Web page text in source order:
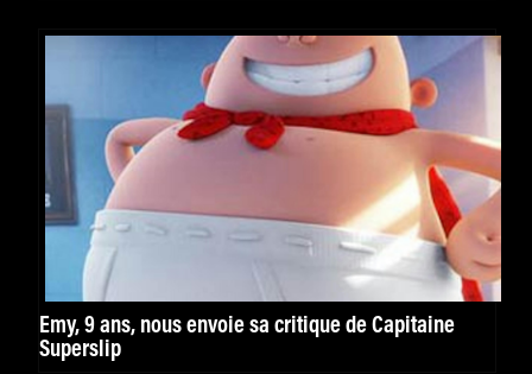
Emy, 9 ans, nous envoie sa critique de Capitaine
Superslip